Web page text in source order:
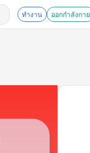
ทำงาน ออกกำลังกาย